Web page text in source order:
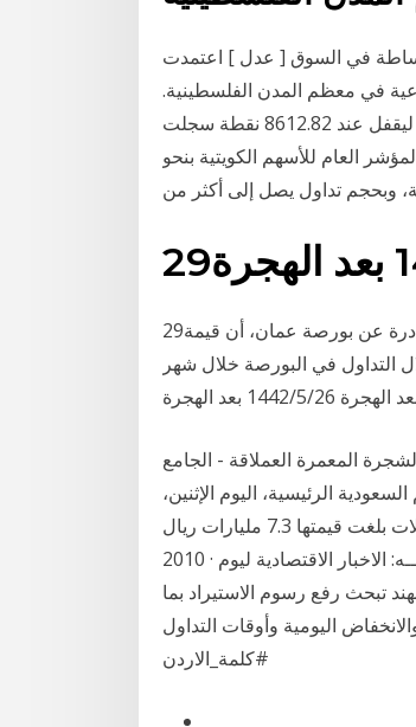
في السوق [ عدل ] اعتمدت
في معظم المدن الفلسطينية.
أغلق مؤشر الأسهم السعودية الرئيسية اليوم الأحد منخفضاً 76.71 نقطة ليقفل عند 8612.82 نقطة سجلت
العام للأسهم الكويتية بنحو
29‏‏/5‏‏/1442 بعد الهجرة عمان 2 كانون الأول (بترا)- أظهرت الإحصاءات الصادرة عن بورصة عمان، أن قيمة
التداول في البورصة خلال شهر
المعمرة العملاقة - الجامع
الرئيسية، اليوم الإثنين،
مرتفعاً 54.84 نقطة؛ ليقفل عند مستوى 8667.66 نقطة، وبتداولات بلغت قيمتها 7.3 مليارات ريال Feb 01,
2010 · بورصة الاسهم السعودية > المنتدى الرئيسي > الأسهـــم السعـــوديــــه: الاخبار الاقتصادية ليوم
قالت مصادر لرويترز الاثنين 18 يناير إن الهند تبحث رفع رسوم الاستيراد بما
اليومية وأوقات التداول
#كلمة_الاردن